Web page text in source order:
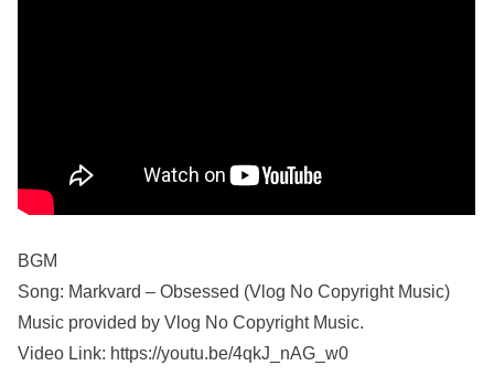
BGM
Song: Markvard – Obsessed (Vlog No Copyright Music)
Music provided by Vlog No Copyright Music.
Video Link: https://youtu.be/4qkJ_nAG_w0